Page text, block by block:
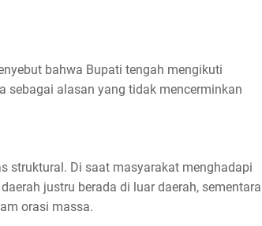
bahwa Bupati tengah mengikuti
sebagai alasan yang tidak mencerminkan
struktural. Di saat masyarakat menghadapi
justru berada di luar daerah, sementara
orasi massa.